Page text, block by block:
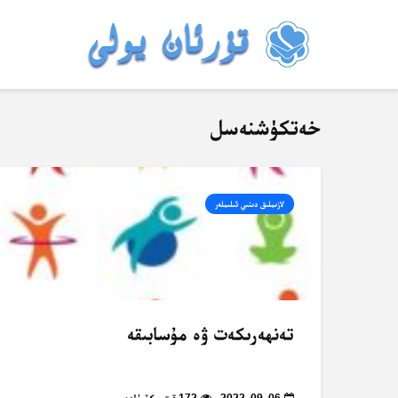
خەتكۈشنەسل
لازىملىق دىنىي ئىلىملەر
تەنھەرىكەت ۋە مۇسابىقە